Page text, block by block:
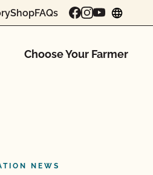
ShopFAQs
Choose Your Farmer
NEWS